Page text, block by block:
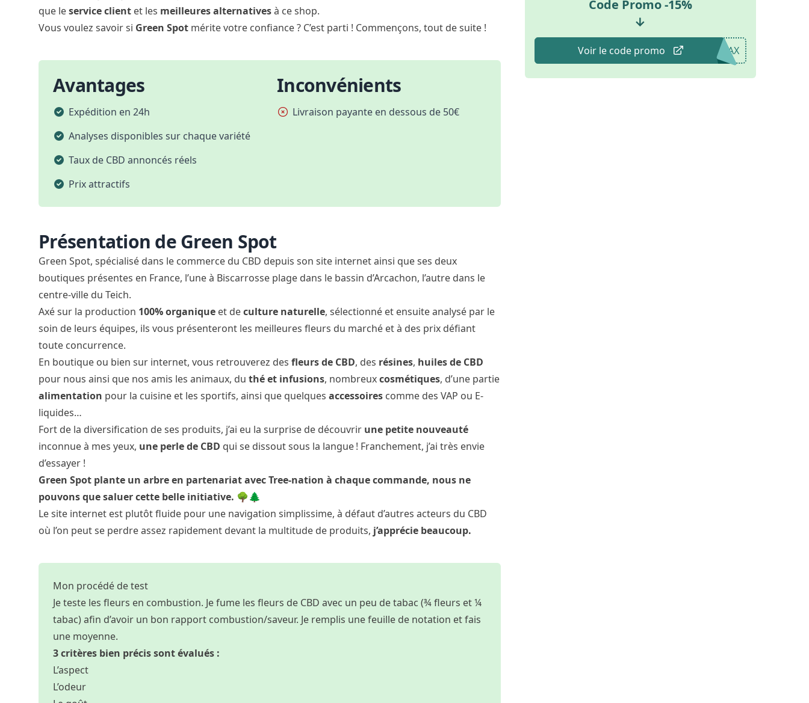
que leservice client et les meilleures alternativesà ce shop.
Vous voulez savoir si Green Spot mérite votre confiance ? C’est parti ! Commençons, tout de suite !
Avantages
Expédition en 24h
Analyses disponibles sur chaque variété
Taux de CBD annoncés réels
Prix attractifs
Inconvénients
Livraison payante en dessous de 50€
Présentation de Green Spot
Green Spot, spécialisé dans le commerce du CBD depuis son site internet ainsi que ses deux
boutiques présentes en France, l’une à Biscarrosse plage dans le bassin d’Arcachon, l’autre dans le
centre-ville du Teich.
Axé sur la production 100% organique et deculture naturelle, sélectionné et ensuite analysé par le
soin de leurs équipes, ils vous présenteront les meilleures fleurs du marché et à des prix défiant
toute concurrence.
En boutique ou bien sur internet, vous retrouverez des fleurs de CBD, des résines, huiles de CBD
pour nous ainsi que nos amis les animaux, du thé et infusions, nombreuxcosmétiques, d’une partie
alimentation pour la cuisine et les sportifs, ainsi que quelques accessoires comme des VAP ou E-
liquides…
Fort de la diversification de ses produits, j’ai eu la surprise de découvrir une petite nouveauté
inconnue à mes yeux, une perle de CBD qui se dissout sous la langue ! Franchement, j’ai très envie
d’essayer !
Green Spot plante un arbre en partenariat avec Tree-nation à chaque commande, nous ne
pouvons que saluer cette belle initiative. 🌳🌲
Le site internet est plutôt fluide pour une navigation simplissime, à défaut d’autres acteurs du CBD
où l’on peut se perdre assez rapidement devant la multitude de produits, j’apprécie beaucoup.
Mon procédé de test
Je teste les fleurs en combustion. Je fume les fleurs de CBD avec un peu de tabac (¾ fleurs et ¼
tabac) afin d’avoir un bon rapport combustion/saveur. Je remplis une feuille de notation et fais
une moyenne.
3 critères bien précis sont évalués :
L’aspect
L’odeur
Code Promo -15%
→
Voir le code promo LAX